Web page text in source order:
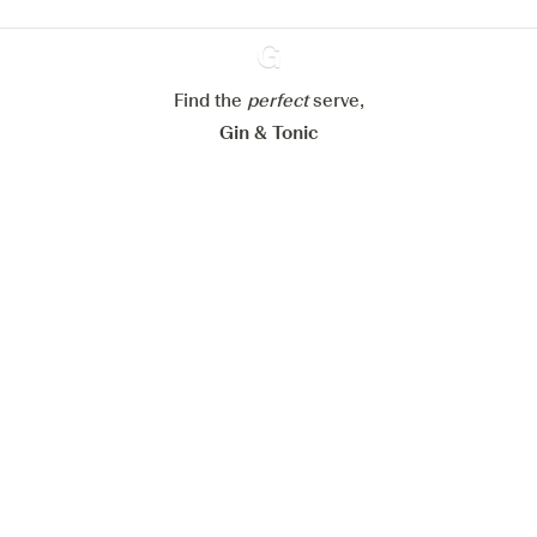
Ginventory
Find the perfectserve,
Gin & Tonic
Paramétrer mes cookies
Refuser tout Accepter tout